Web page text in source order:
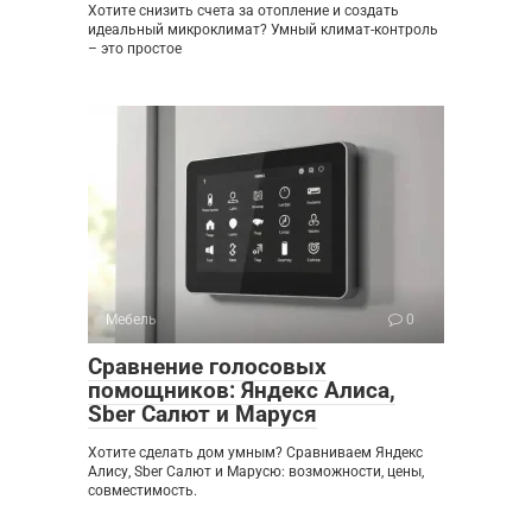
Хотите снизить счета за отопление и создать
идеальный микроклимат? Умный климат-контроль
– это простое
Мебель 0
Сравнение голосовых
помощников: Яндекс Алиса,
Sber Салют и Маруся
Хотите сделать дом умным? Сравниваем Яндекс
Алису, Sber Салют и Марусю: возможности, цены,
совместимость.